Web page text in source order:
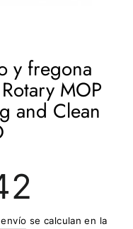
y fregona
MOP
and Clean
se calculan en la